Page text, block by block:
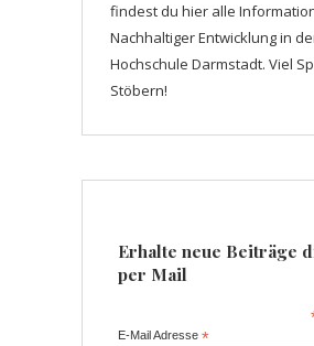
findest du hier alle
Nachhaltiger Entwicklung in
Hochschule Darmstadt. Viel
Stöbern!
Erhalte neue Beiträge
per Mail
E-Mail Adresse*